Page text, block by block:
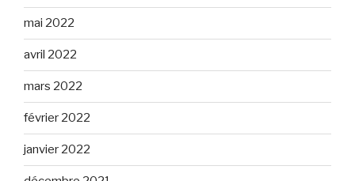
mai 2022
avril 2022
mars 2022
février 2022
janvier 2022